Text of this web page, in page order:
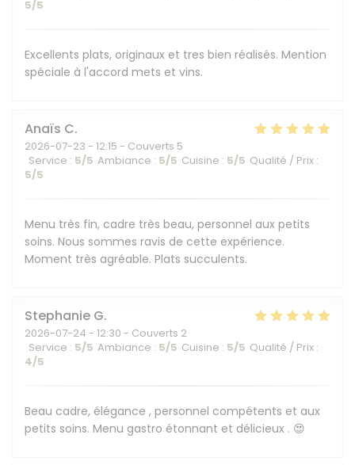
5/5
Excellents plats, originaux et tres bien réalisés. Mention
spéciale à l'accord mets et vins.
Anaïs C
2026-07-23 - 12:15 - Couverts 5
Service : 5/5 Ambiance : 5/5 Cuisine : 5/5 Qualité / Prix :
5/5
Menu très fin, cadre très beau, personnel aux petits
soins. Nous sommes ravis de cette expérience.
Moment très agréable. Plats succulents.
Stephanie G
2026-07-24 - 12:30 - Couverts 2
Service : 5/5 Ambiance : 5/5 Cuisine : 5/5 Qualité / Prix :
4/5
Beau cadre, élégance , personnel compétents et aux
petits soins. Menu gastro étonnant et délicieux . 😍